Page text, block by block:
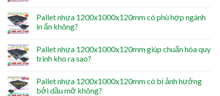
Pallet nhựa 1200x1000x120mm có phù hợp ngành
in ấn không?
Pallet nhựa 1200x1000x120mm giúp chuẩn hóa quy
trình kho ra sao?
Pallet nhựa 1200x1000x120mm có bị ảnh hưởng
bởi dầu mỡ không?